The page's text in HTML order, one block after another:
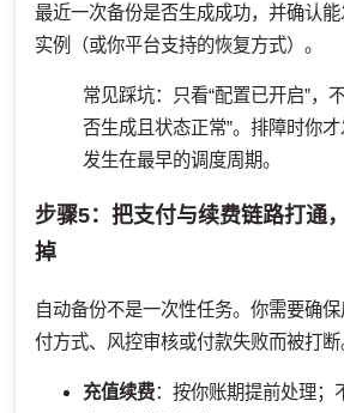
最近一次备份是否生成成功，并确认
实例（或你平台支持的恢复方式）。
常见踩坑：只看“配置已开启”，
否生成且状态正常”。排障时你
发生在最早的调度周期。
步骤5：把支付与续费链路打通
掉
自动备份不是一次性任务。你需要确
付方式、风控审核或付款失败而被打断
充值续费：按你账期提前处理；